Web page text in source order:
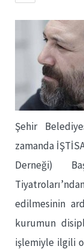
Şehir
zamanda
Derneği)
edilmesinin
kurumun
işlemiyle ilgili